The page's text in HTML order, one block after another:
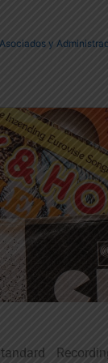
Asociados y